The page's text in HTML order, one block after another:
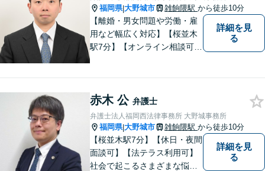
福岡県|大野城市 雑餉隈駅 から徒歩10分
【離婚・男女問題や労働・雇
用など幅広く対応】【桜並木
駅7分】【オンライン相談可
上で、最適な解決策を共に考
えます。
詳細を見
る
赤木 公 弁護士
弁護士法人福岡西法律事務所 大野城事務所
福岡県|大野城市 雑餉隈駅 から徒歩10分
【桜並木駅7分】【休日・夜間
面談可】【法テラス利用可】
社会で起こるさまざまな悩み
詳細を見
る